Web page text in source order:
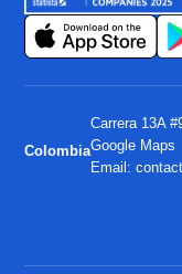
Colombia
Carrera 13A
Google Maps
Email: